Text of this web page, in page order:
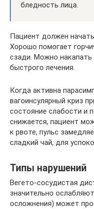
бледность лица.
Пациент должен
Хорошо помогает
сзади. Можно
быстрого лечения.
Когда активна
вагоинсулярный криз
состояние слабости и
снижается, пациент
к рвоте, пульс
сладкий чай, для
Типы нарушений
Вегето-сосудистая
значительно
осложнения) может